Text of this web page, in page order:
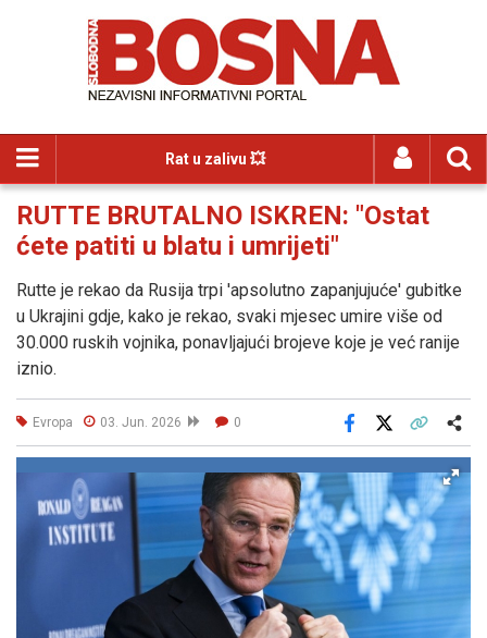
Rat u zalivu 💥
RUTTE BRUTALNO ISKREN: "Ostat
ćete patiti u blatu i umrijeti"
Rutte je rekao da Rusija trpi 'apsolutno zapanjujuće' gubitke
u Ukrajini gdje, kako je rekao, svaki mjesec umire više od
30.000 ruskih vojnika, ponavljajući brojeve koje je već ranije
iznio.
Evropa 03. Jun. 2026 0
Facebook